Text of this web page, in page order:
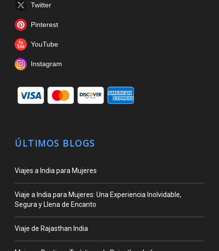
Twitter
Pinterest
YouTube
Instagram
ÚLTIMOS BLOGS
Viajes a India para Mujeres
Viaje a India para Mujeres: Una Experiencia Inolvidable,
Segura y Llena de Encanto
Viaje de Rajasthan India